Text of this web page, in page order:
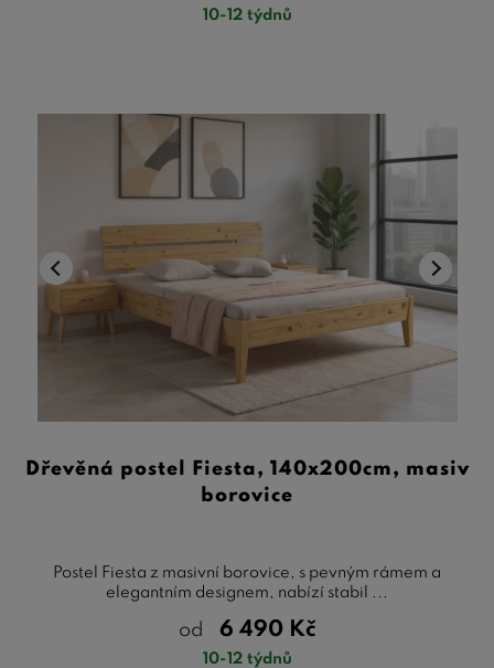
10-12 týdnů
Dřevěná postel Fiesta, 140x200cm, masiv
borovice
Postel Fiesta z masivní borovice, s pevným rámem a
elegantním designem, nabízí stabil ...
od 6 490 Kč
10-12 týdnů